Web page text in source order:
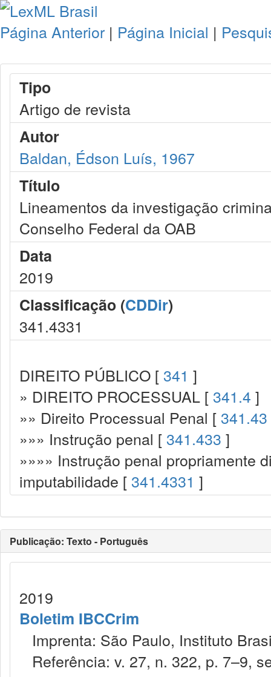
Página Anterior | Página Inicial |
Tipo
Artigo de revista
Autor
Baldan, Édson Luís, 1967
Título
Lineamentos da investigação
Conselho Federal da OAB
Data
2019
Classificação (CDDir)
341.4331
DIREITO PÚBLICO [ 341 ]
» DIREITO PROCESSUAL [ 341.4 ]
»» Direito Processual Penal [ 341.43
»»» Instrução penal [ 341.433 ]
»»»» Instrução penal propriamente
imputabilidade [ 341.4331 ]
Publicação: Texto - Português
2019
Boletim IBCCrim
Imprenta: São Paulo, Instituto
Referência: v. 27, n. 322, p. 7–9,